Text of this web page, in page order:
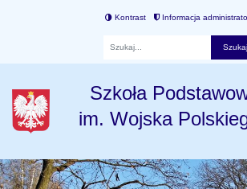
Kontrast Informacja
Szkoła
im. Wojska